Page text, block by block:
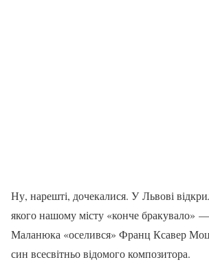
Ну, нарешті, дочекалися. У Львові
якого нашому місту «конче бракувало»
Маланюка «оселився» Франц Ксавер
син всесвітньо відомого композитора.